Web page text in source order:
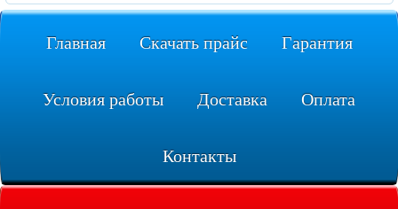
Главная Скачать прайс Гарантия
Условия работы Доставка Оплата
Контакты